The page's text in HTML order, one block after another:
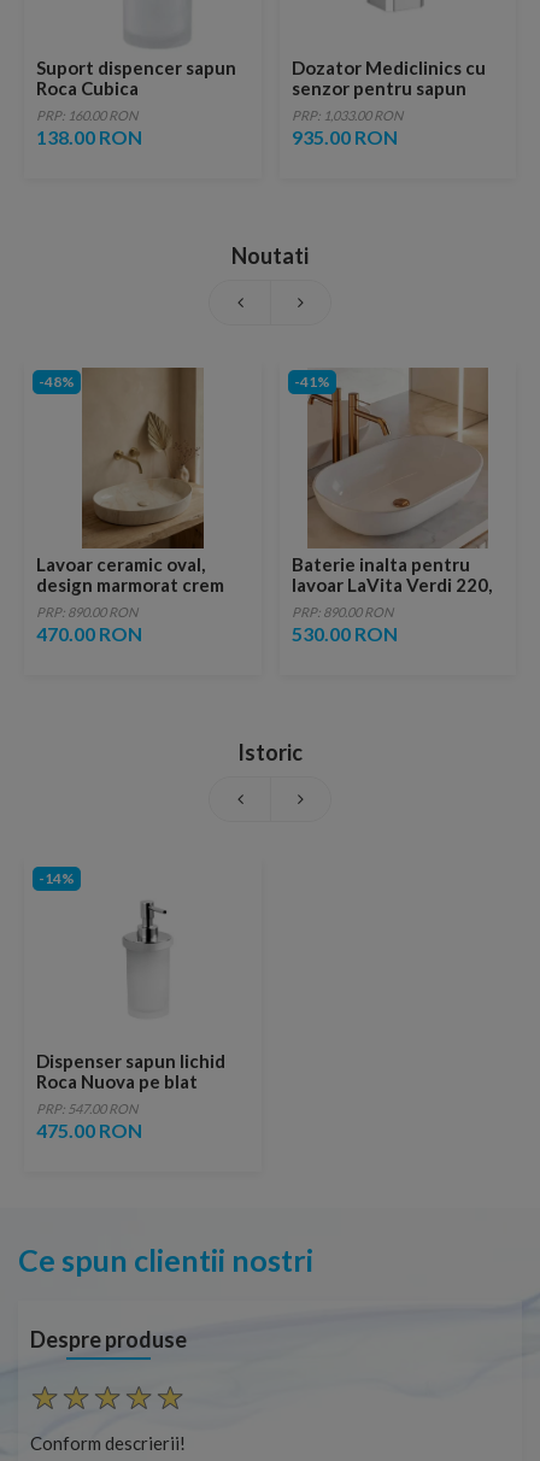
Suport dispencer sapun
Roca Cubica
PRP: 160.00 RON
138.00 RON
Dozator Mediclinics cu
senzor pentru sapun
spuma
PRP: 1,033.00 RON
935.00 RON
Noutati
-48%
Lavoar ceramic oval,
design marmorat crem
lucios cu vene aurii,
ventil inclus
PRP: 890.00 RON
470.00 RON
-41%
Baterie inalta pentru
lavoar LaVita Verdi 220,
fara ventil, brushed
copper
PRP: 890.00 RON
530.00 RON
Istoric
-14%
Dispenser sapun lichid
Roca Nuova pe blat
PRP: 547.00 RON
475.00 RON
Ce spun clientii nostri
Despre produse
Conform descrierii!